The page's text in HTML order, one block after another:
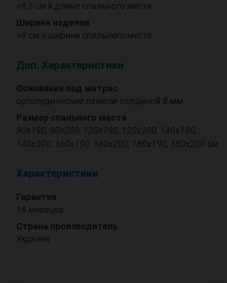
+8,5 см к длине спального места
Ширина изделия
+8 см к ширине спального места
Доп. Характеристики
Основание под матрас
ортопедические ламели толщиной 8 мм
Размер спального места
90х190, 90х200, 120х190, 120х200, 140х190,
140х200, 160х190, 160х200, 180х190, 180х200 см
Характеристики
Гарантия
18 месяцев
Страна производитель
Украина